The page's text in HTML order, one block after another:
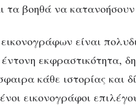
τα βοηθά να κατανοήσουν
είναι
εκφραστικότητα,
κάθε ιστορίας και
εικονογράφοι